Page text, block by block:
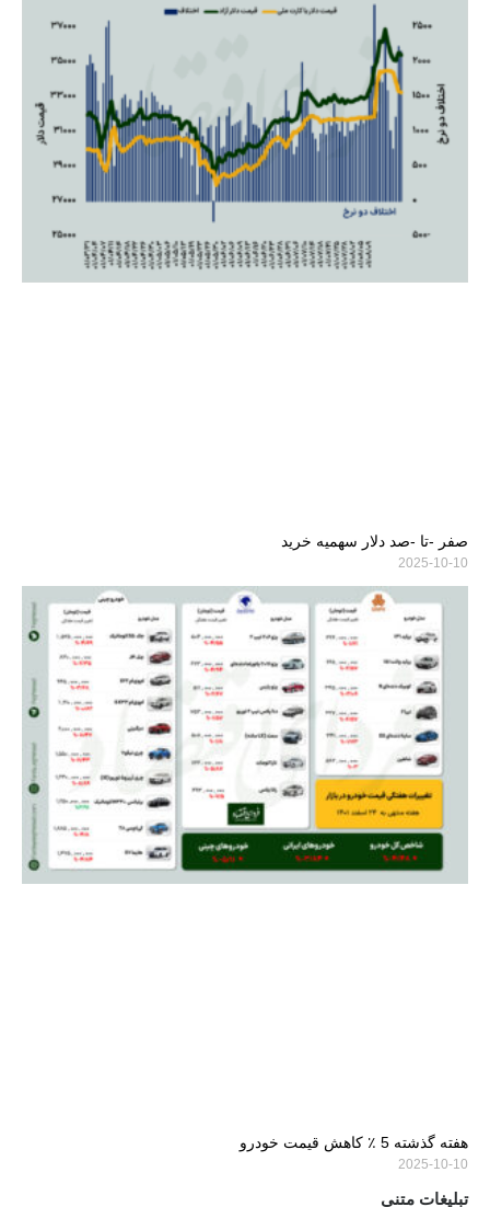
صفر -تا -صد دلار سهمیه خرید
2025-10-10
هفته گذشته 5 ٪ کاهش قیمت خودرو
2025-10-10
تبلیغات متنی